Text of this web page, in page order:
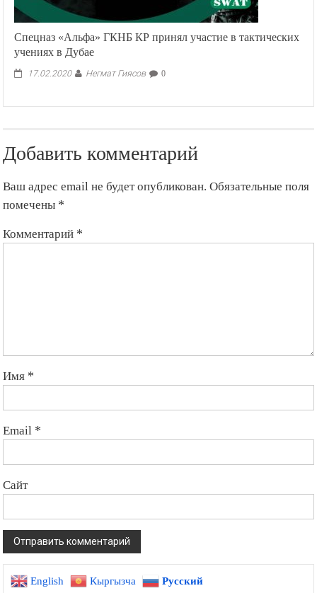
Спецназ «Альфа» ГКНБ КР принял участие в тактических
учениях в Дубае
17.02.2020 Негмат Гиясов 0
Добавить комментарий
Ваш адрес email не будет опубликован. Обязательные поля
помечены *
Комментарий *
Имя *
Email *
Сайт
English Кыргызча Русский